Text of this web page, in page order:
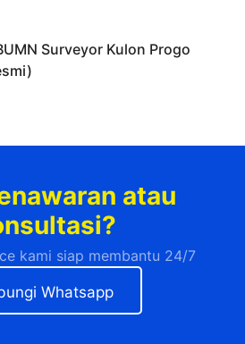
Surveyor Kulon Progo
atau
kami siap membantu 24/7
Whatsapp